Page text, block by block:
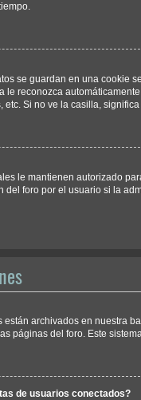
se guardan en una cookie
reconozca
Si no ve la casilla,
le mantienen autorizado
foro por el usuario si la
archivados en nuestra
páginas del foro. Este
de usuarios conectados?